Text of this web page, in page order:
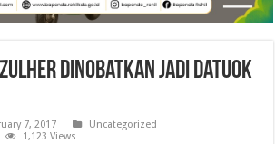
Dinobatkan Jadi Datuok
7, 2017
Uncategorized
1,123 Views